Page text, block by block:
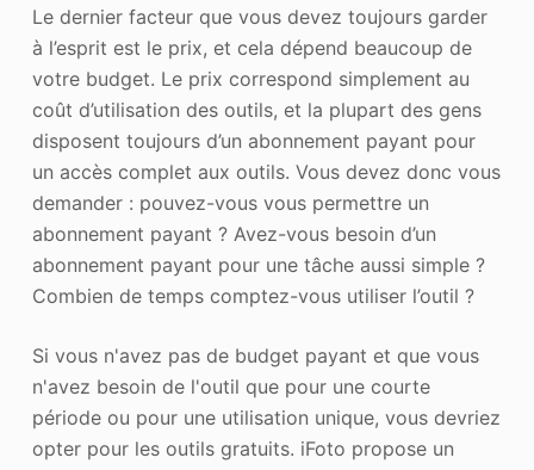
Le dernier facteur que vous devez toujours garder
à l’esprit est le prix, et cela dépend beaucoup de
votre budget. Le prix correspond simplement au
coût d’utilisation des outils, et la plupart des gens
disposent toujours d’un abonnement payant pour
un accès complet aux outils. Vous devez donc vous
demander : pouvez-vous vous permettre un
abonnement payant ? Avez-vous besoin d’un
abonnement payant pour une tâche aussi simple ?
Combien de temps comptez-vous utiliser l’outil ?
Si vous n'avez pas de budget payant et que vous
n'avez besoin de l'outil que pour une courte
période ou pour une utilisation unique, vous devriez
opter pour les outils gratuits. iFoto propose un